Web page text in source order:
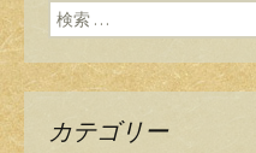
検索:
カテゴリー